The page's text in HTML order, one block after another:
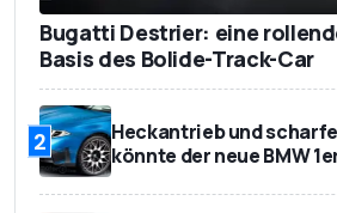
Bugatti Destrier: eine
Basis des Bolide-Track-Car
2
Heckantrieb und
könnte der neue BMW